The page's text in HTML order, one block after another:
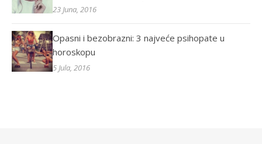
23 Juna, 2016
Opasni i bezobrazni: 3 najveće psihopate u
horoskopu
5 Jula, 2016